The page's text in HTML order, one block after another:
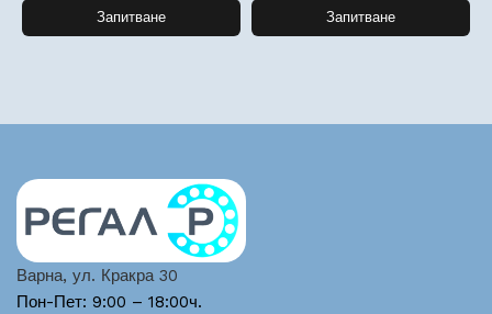
Запитване Запитване
Варна, ул. Кракра 30
Пон-Пет: 9:00 – 18:00ч.